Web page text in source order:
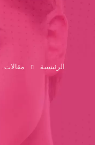
الرئيسية مقالات